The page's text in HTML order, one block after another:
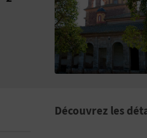
Découvrez les